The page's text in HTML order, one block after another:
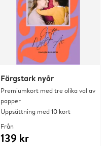
Färgstark nyår
Premiumkort med tre olika val av
papper
Uppsättning med 10 kort
Från
139 kr